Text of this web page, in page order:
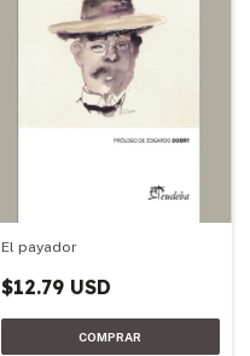
El payador
$12.79 USD